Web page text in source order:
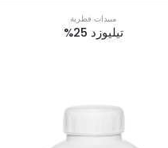
مبيدات فطرية
تيليوزد 25%